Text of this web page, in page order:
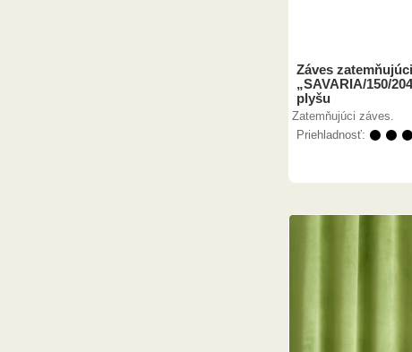
Záves
„SAVARIA/150/
plyšu
Zatemňujúci záves.
Priehladnosť: ⚫ ⚫